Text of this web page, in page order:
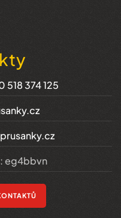
518 374 125
eg4bbvn